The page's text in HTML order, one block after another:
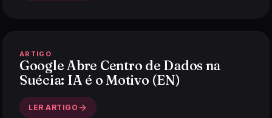
ARTIGO
Google Abre Centro de Dados na
Suécia: IA é o Motivo (EN)
LER ARTIGO